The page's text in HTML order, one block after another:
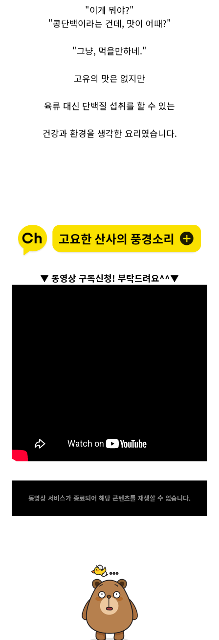
"이게 뭐야?"
"콩단백이라는 건데, 맛이 어때?"
"그냥, 먹을만하네."
고유의 맛은 없지만
육류 대신 단백질 섭취를 할 수 있는
건강과 환경을 생각한 요리였습니다.
▼ 동영상 구독신청! 부탁드려요^^▼
동영상 서비스가 종료되어 해당 콘텐츠를 재생할 수 없습니다.